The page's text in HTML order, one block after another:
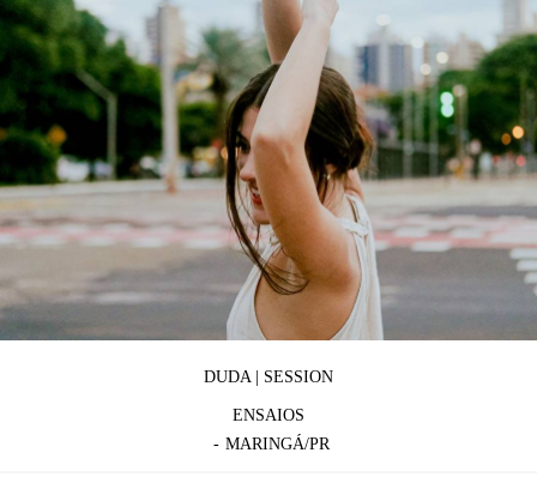
DUDA | SESSION
ENSAIOS
MARINGÁ/PR